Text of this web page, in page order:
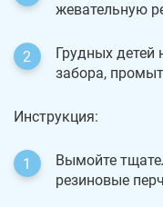
жевательную
Грудных
забора,
Инструкция:
Вымойте
резиновые